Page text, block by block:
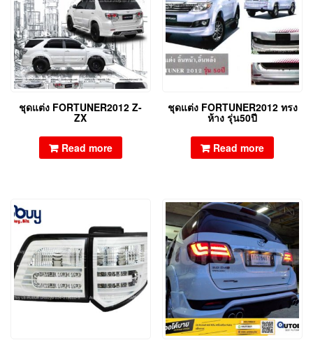
ชุดแต่ง FORTUNER2012 Z-
ZX
Read more
ชุดแต่ง FORTUNER2012 ทรง
ห้าง รุ่น50ปี
Read more